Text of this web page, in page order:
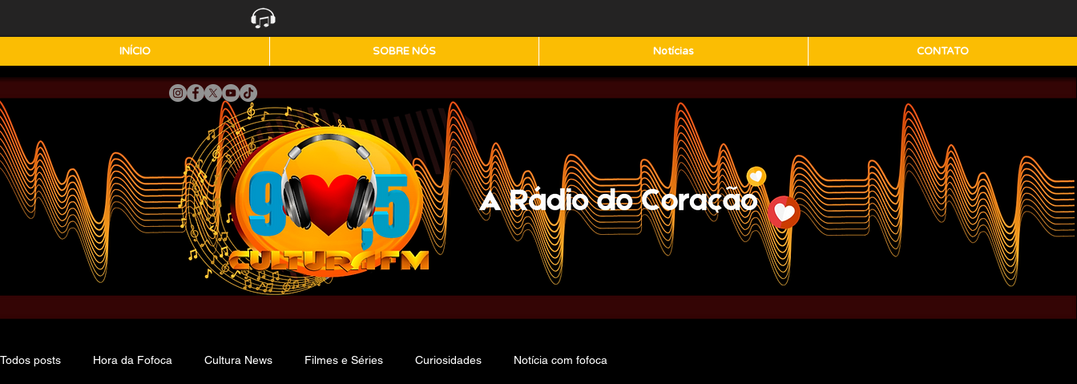
INÍCIO SOBRE NÓS Notícias CONTATO
Todos posts Hora da Fofoca Cultura News Filmes e Séries Curiosidades Notícia com fofoca